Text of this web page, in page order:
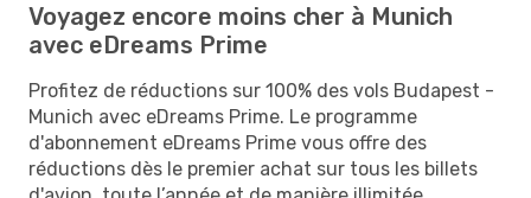
Voyagez encore moins cher à Munich
avec eDreams Prime
Profitez de réductions sur 100% des vols Budapest -
Munich avec eDreams Prime. Le programme
d'abonnement eDreams Prime vous offre des
réductions dès le premier achat sur tous les billets